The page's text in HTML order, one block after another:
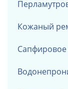
Кожаный
Сапфировое